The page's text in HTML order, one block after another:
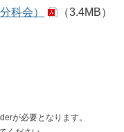
科会）
（3.4MB）
が必要となります。